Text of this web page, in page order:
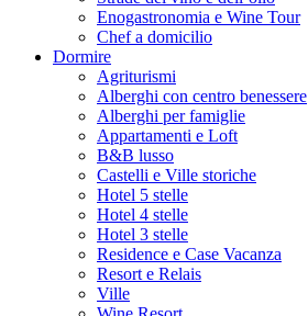
Enogastronomia e Wine Tour
Chef a domicilio
Dormire
Agriturismi
Alberghi con centro benessere
Alberghi per famiglie
Appartamenti e Loft
B&B lusso
Castelli e Ville storiche
Hotel 5 stelle
Hotel 4 stelle
Hotel 3 stelle
Residence e Case Vacanza
Resort e Relais
Ville